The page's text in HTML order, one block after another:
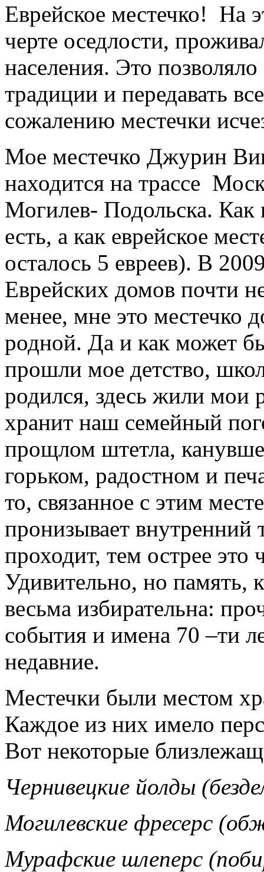
Еврейское местечко! На
черте оседлости,
населения. Это
традиции и передавать
сожалению местечки
Мое местечко Джурин
находится на трассе
Могилев- Подольска. Как
есть, а как еврейское
осталось 5 евреев). В
Еврейских домов почти
менее, мне это местечко
родной. Да и как может
прошли мое детство,
родился, здесь жили мои
хранит наш семейный
прощлом штетла,
горьком, радостном и
то, связанное с этим
пронизывает
проходит, тем острее это
Удивительно, но память,
весьма избирательна:
события и имена 70 –ти
недавние.
Местечки были местом
Каждое из них имело
Вот некоторые
Чернивецкие йолды
Могилевские фресерс
Мурафские шлеперс